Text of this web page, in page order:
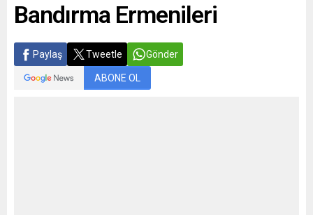
Bandırma Ermenileri
Paylaş Tweetle Gönder
ABONE OL